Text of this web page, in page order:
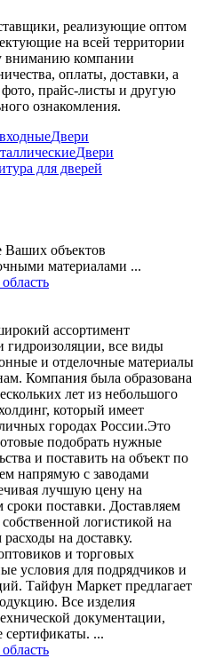
реализующие оптом
на всей территории
вниманию компании
оплаты, доставки, а
фото, прайс-листы и другую
ознакомления.
Двери
Двери
для дверей
Ваших объектов
материалами ...
ассортимент
гидроизоляции, все виды
и отделочные материалы
Компания была образована
лет из небольшого
который имеет
городах России.Это
подобрать нужные
и поставить на объект по
напрямую с заводами
лучшую цену на
поставки. Доставляем
логистикой на
на доставку.
и торговых
условия для подрядчиков и
Тайфун Маркет предлагает
Все изделия
документации,
...